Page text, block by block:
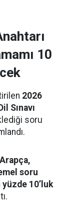
10
2026
Sınavı
soru
soru
yüzde 10’luk